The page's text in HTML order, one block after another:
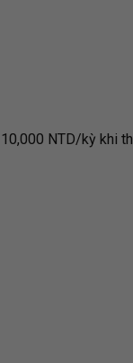
NTD/kỳ khi